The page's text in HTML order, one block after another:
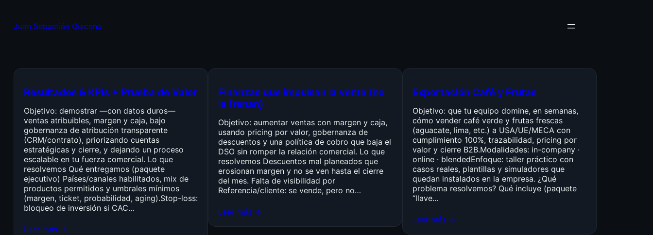
Juan Sebastián Quiceno
Resultados & KPIs + Prueba de Valor
Objetivo: demostrar —con datos duros—
ventas atribuibles, margen y caja, bajo
gobernanza de atribución transparente
(CRM/contrato), priorizando cuentas
estratégicas y cierre, y dejando un proceso
escalable en tu fuerza comercial. Lo que
resolvemos Qué entregamos (paquete
ejecutivo) Países/canales habilitados, mix de
productos permitidos y umbrales mínimos
(margen, ticket, probabilidad, aging).Stop-loss:
bloqueo de inversión si CAC…
Leer más →
Finanzas que impulsan la venta (no
la frenan)
Objetivo: aumentar ventas con margen y caja,
usando pricing por valor, gobernanza de
descuentos y una política de cobro que baja el
DSO sin romper la relación comercial. Lo que
resolvemos Descuentos mal planeados que
erosionan margen y no se ven hasta el cierre
del mes. Falta de visibilidad por
Referencia/cliente: se vende, pero no…
Leer más →
Exportación Café y Frutas
Objetivo: que tu equipo domine, en semanas,
cómo vender café verde y frutas frescas
(aguacate, lima, etc.) a USA/UE/MECA con
cumplimiento 100%, trazabilidad, pricing por
valor y cierre B2B.Modalidades: in-company ·
online · blendedEnfoque: taller práctico con
casos reales, plantillas y simuladores que
quedan instalados en la empresa. ¿Qué
problema resolvemos? Qué incluye (paquete
“llave…
Leer más →